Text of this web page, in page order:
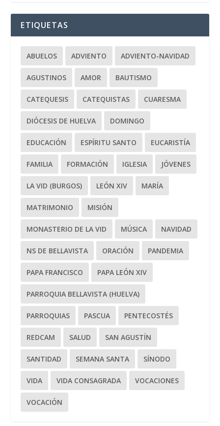
ETIQUETAS
ABUELOS ADVIENTO ADVIENTO-NAVIDAD
AGUSTINOS AMOR BAUTISMO
CATEQUESIS CATEQUISTAS CUARESMA
DIÓCESIS DE HUELVA DOMINGO
EDUCACIÓN ESPÍRITU SANTO EUCARISTÍA
FAMILIA FORMACIÓN IGLESIA JÓVENES
LA VID (BURGOS) LEÓN XIV MARÍA
MATRIMONIO MISIÓN
MONASTERIO DE LA VID MÚSICA NAVIDAD
NS DE BELLAVISTA ORACIÓN PANDEMIA
PAPA FRANCISCO PAPA LEÓN XIV
PARROQUIA BELLAVISTA (HUELVA)
PARROQUIAS PASCUA PENTECOSTÉS
REDCAM SALUD SAN AGUSTÍN
SANTIDAD SEMANA SANTA SÍNODO
VIDA VIDA CONSAGRADA VOCACIONES
VOCACIÓN